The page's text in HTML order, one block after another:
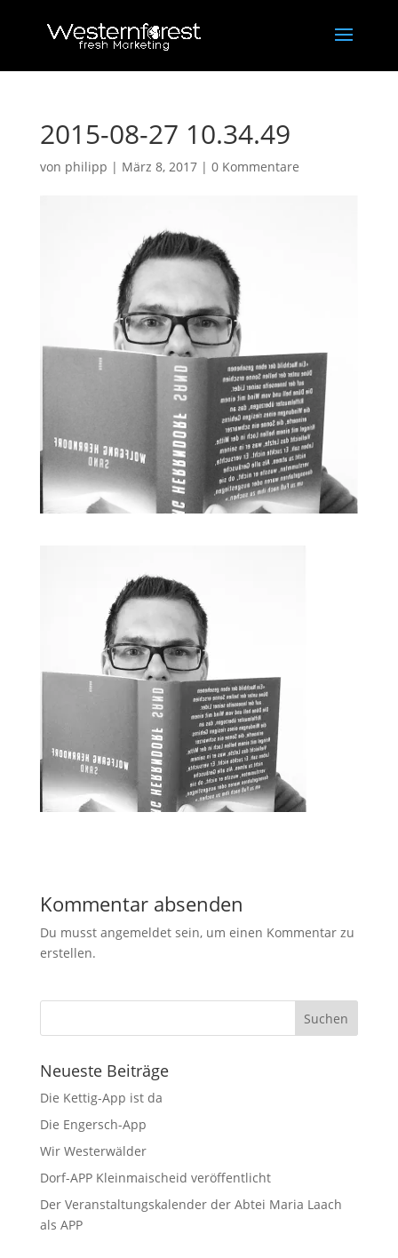
2015-08-27 10.34.49
von philipp | März 8, 2017| 0 Kommentare
Kommentar absenden
Du musst angemeldet sein, um einen Kommentar zu
erstellen.
Neueste Beiträge
Die Kettig-App ist da
Die Engersch-App
Wir Westerwälder
Dorf-APP Kleinmaischeid veröffentlicht
Der Veranstaltungskalender der Abtei Maria Laach
als APP